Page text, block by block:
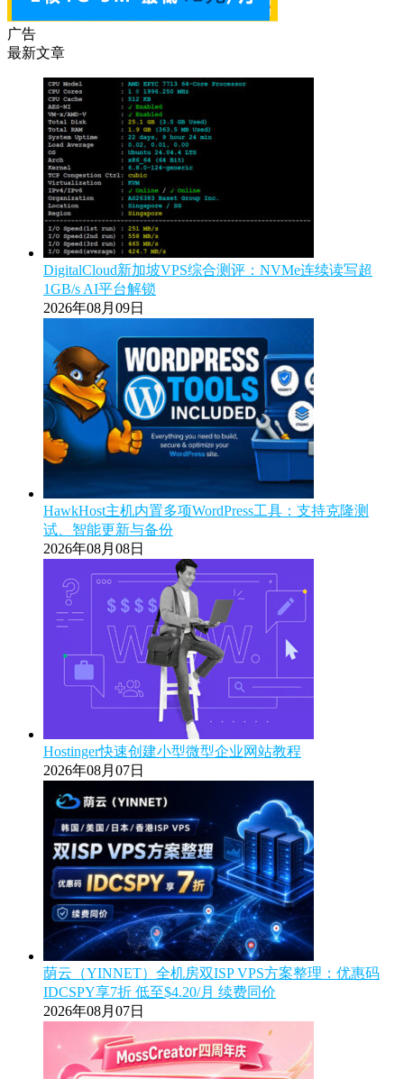
广告
最新文章
DigitalCloud新加坡VPS综合测评：NVMe连续读写超
1GB/s AI平台解锁
2026年08月09日
HawkHost主机内置多项WordPress工具：支持克隆测
试、智能更新与备份
2026年08月08日
Hostinger快速创建小型微型企业网站教程
2026年08月07日
荫云（YINNET）全机房双ISP VPS方案整理：优惠码
IDCSPY享7折 低至$4.20/月 续费同价
2026年08月07日